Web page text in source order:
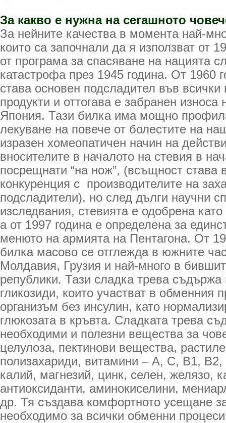
За какво е нужна на сегашното
За нейните качества в момента най-
които са започнали да я използват от
от програма за спасяване на нацията
катастрофа през 1945 година. От 1960
става основен подсладител във
продукти и оттогава е забранен износа
Япония. Тази билка има мощно
лекуване на повече от болестите на
изразен хомеопатичен начин на
вносителите в началото на стевия в
посрещнати “на нож”, (всъщност става
конкуренция с производителите на
подсладители), но след дълги научни
изследвания, стевията е одобрена
а от 1997 година е определена за
менюто на армията на Пентагона. От
билка масово се отглежда в южните
Молдавия, Грузия и най-много в
републики. Тази сладка трева съдържа
гликозиди, които участват в обменния
организъм без инсулин, като
глюкозата в кръвта. Сладката трева
необходими и полезни вещества за
целулоза, пектинови вещества,
полизахариди, витамини – А, С, В1,
калий, магнезий, цинк, селен, желязо,
антиоксиданти, аминокиселини,
др. Тя създава комфортното усещане
необходимо за всички обменни